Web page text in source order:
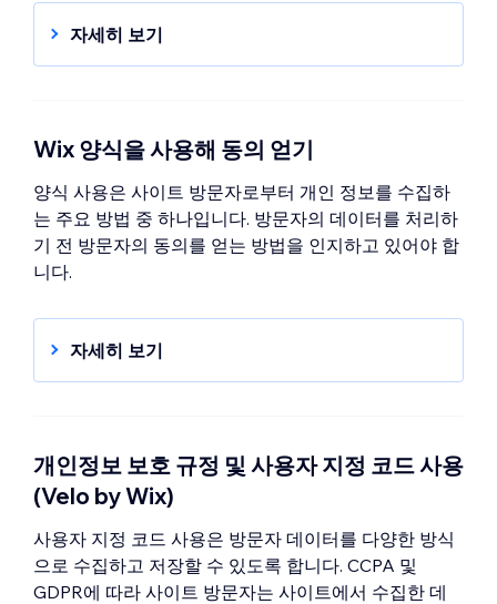
자세히 보기
개인정보 보호 규정 및 Wix 파트너
Wix 양식을 사용해 동의 얻기
양식 사용은 사이트 방문자로부터 개인 정보를 수집하
는 주요 방법 중 하나입니다. 방문자의 데이터를 처리하
기 전 방문자의 동의를 얻는 방법을 인지하고 있어야 합
니다.
자세히 보기
Wix 양식을 사용해 명시적 동의 받기
개인정보 보호 규정 및 사용자 지정 코드 사용
(Velo by Wix)
사용자 지정 코드 사용은 방문자 데이터를 다양한 방식
으로 수집하고 저장할 수 있도록 합니다. CCPA 및
GDPR에 따라 사이트 방문자는 사이트에서 수집한 데